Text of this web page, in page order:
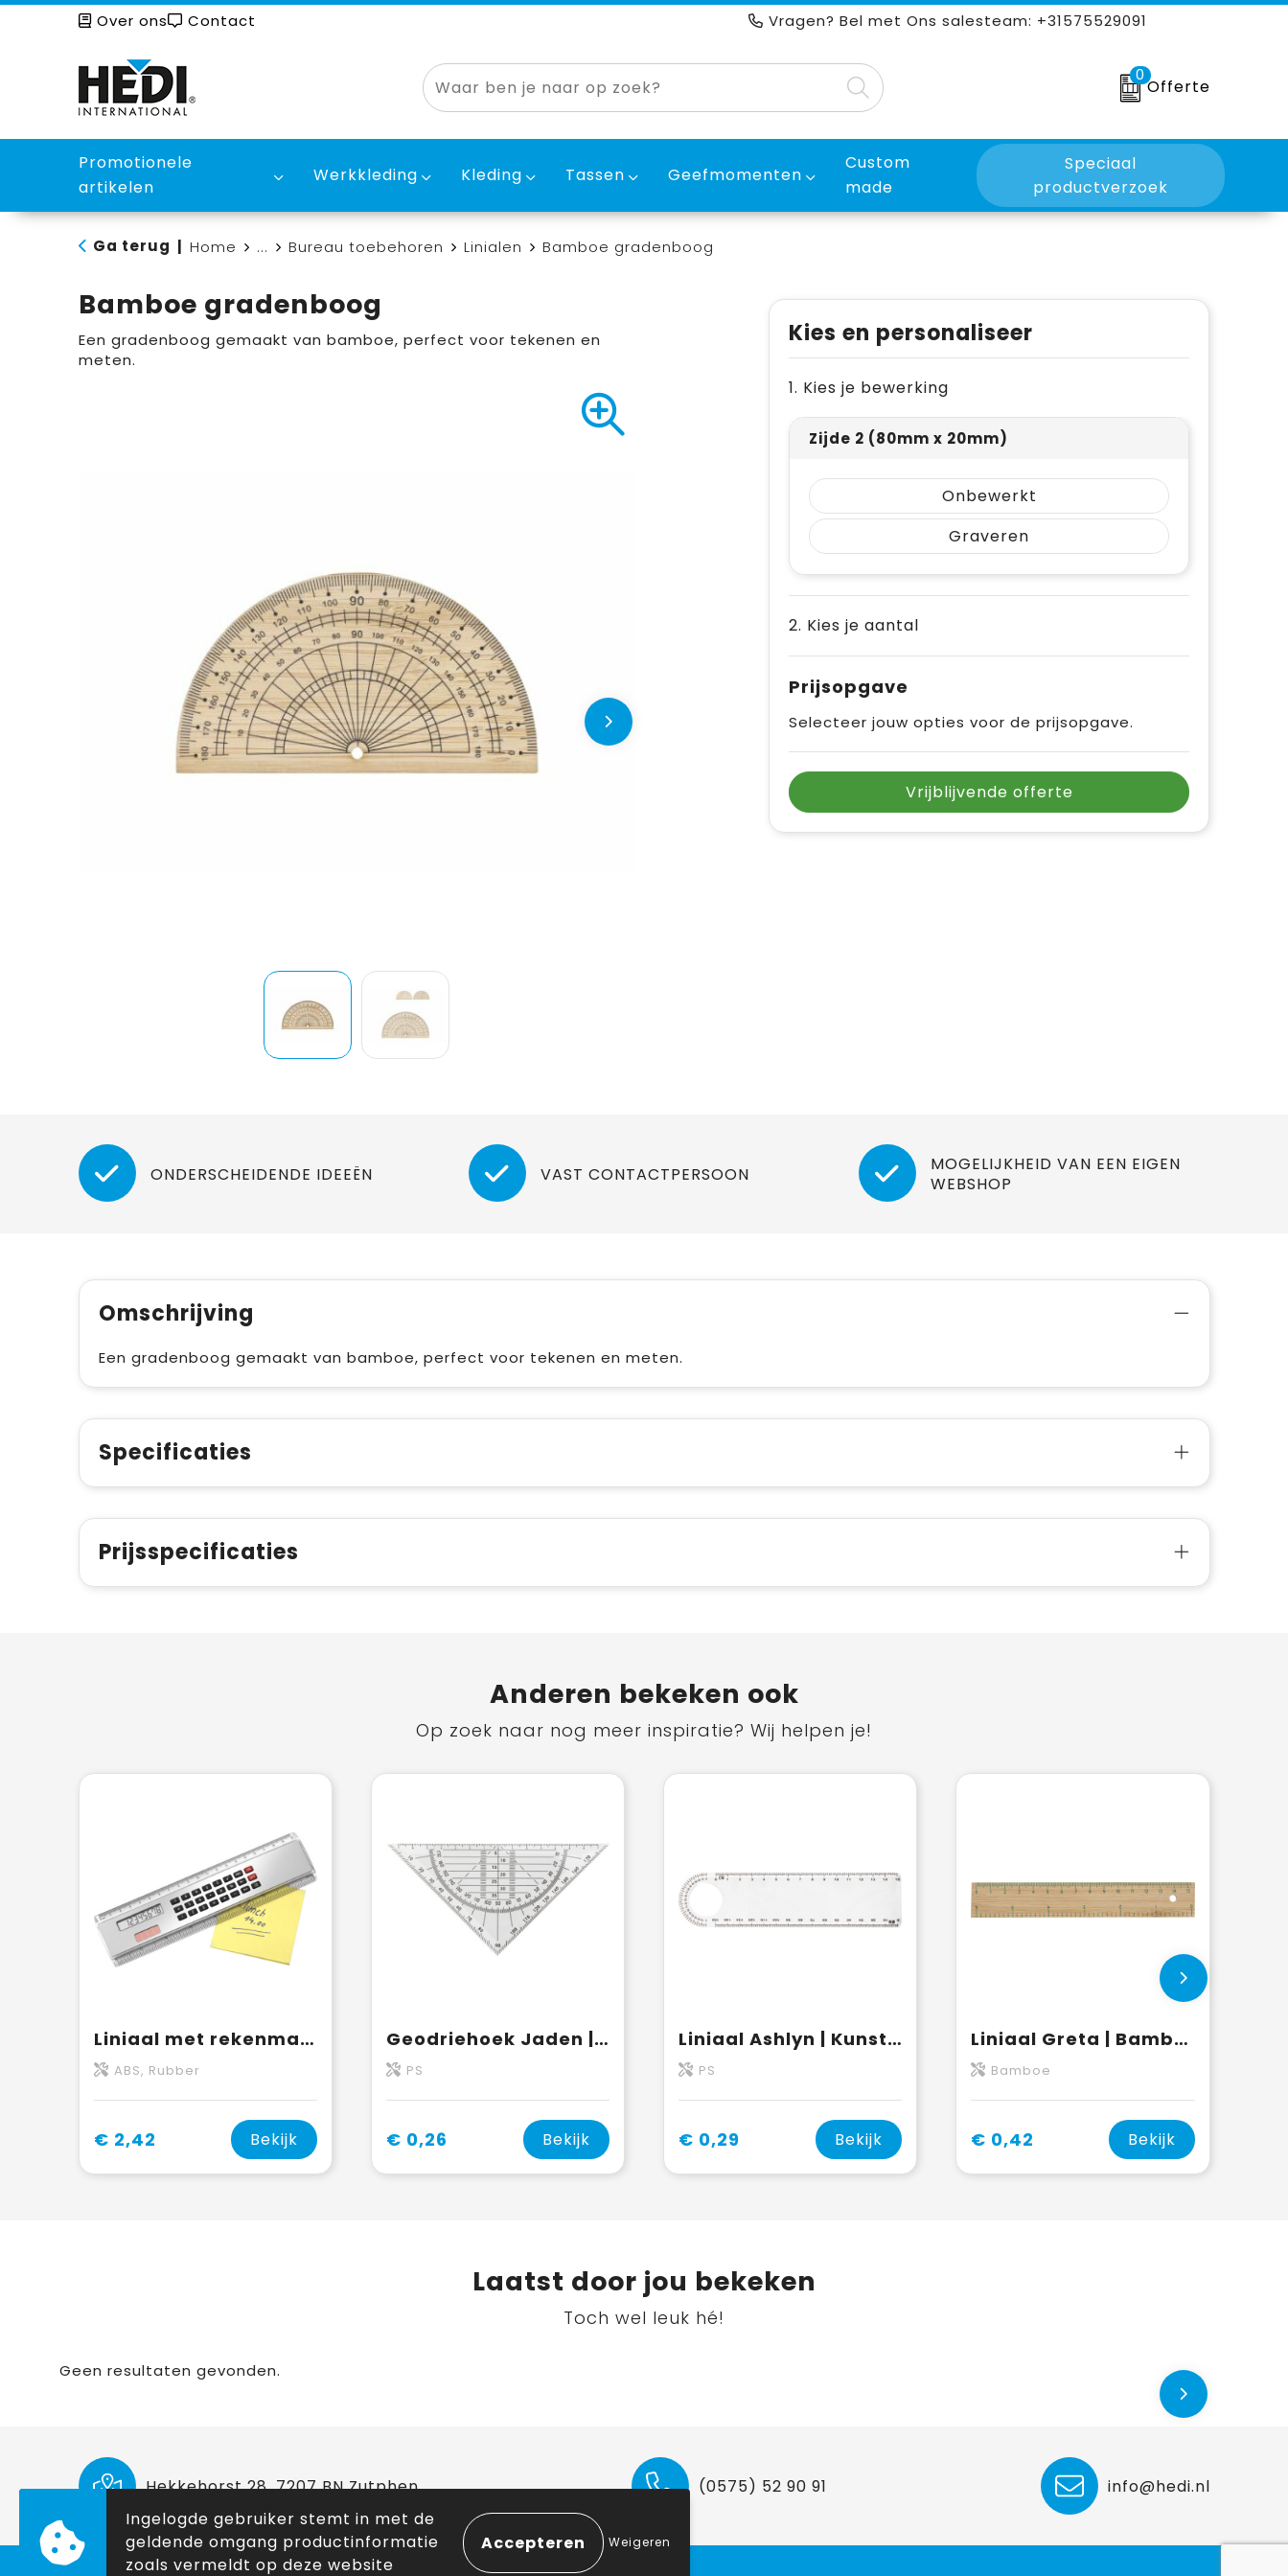
Over ons Contact Vragen? Bel met Ons salesteam: +31575529091
0
Offerte
Promotionele
artikelen
Werkkleding Kleding Tassen Geefmomenten
Custom
made
Speciaal
productverzoek
Ga terug Home ... Bureau toebehoren Linialen Bamboe gradenboog
Bamboe gradenboog
Een gradenboog gemaakt van bamboe, perfect voor tekenen en
meten.
Kies en personaliseer
1. Kies je bewerking
Zijde 2 (80mm x 20mm)
Onbewerkt
Graveren
2. Kies je aantal
Prijsopgave
Selecteer jouw opties voor de prijsopgave.
Vrijblijvende offerte
ONDERSCHEIDENDE IDEEËN VAST CONTACTPERSOON
MOGELIJKHEID VAN EEN EIGEN
WEBSHOP
Omschrijving
Een gradenboog gemaakt van bamboe, perfect voor tekenen en meten.
Specificaties
Prijsspecificaties
Anderen bekeken ook
Op zoek naar nog meer inspiratie? Wij helpen je!
Liniaal met rekenmachine Heather | Kunststof | 20 cm | Zonne-energie
ABS, Rubber
€ 2,42 Bekijk
Geodriehoek Jaden | 45°
PS
€ 0,26 Bekijk
Liniaal Ashlyn | Kunststof | Transparant | Met geodriehoek en vergrootglas
PS
€ 0,29 Bekijk
Liniaal Greta | Bamboe
Bamboe
€ 0,42 Bekijk
Laatst door jou bekeken
Toch wel leuk hé!
Geen resultaten gevonden.
Hekkehorst 28, 7207 BN Zutphen (0575) 52 90 91
info@hedi.nl
Ingelogde gebruiker stemt in met de
geldende omgang productinformatie
zoals vermeldt op deze website
Weigeren